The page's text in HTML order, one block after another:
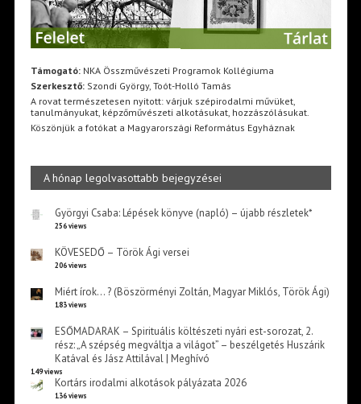
Támogató:NKA Összművészeti Programok Kollégiuma
Szerkesztő:Szondi György, Toót-Holló Tamás
A rovat természetesen nyitott: várjuk szépirodalmi művüket,
tanulmányukat, képzőművészeti alkotásukat, hozzászólásukat.
Köszönjük a fotókat a Magyarországi Református Egyháznak
A hónap legolvasottabb bejegyzései
Györgyi Csaba: Lépések könyve (napló) – újabb részletek*
256 views
KÖVESEDŐ – Török Ági versei
206 views
Miért írok… ? (Böszörményi Zoltán, Magyar Miklós, Török Ági)
183 views
ESŐMADARAK – Spirituális költészeti nyári est-sorozat, 2.
rész: „A szépség megváltja a világot” – beszélgetés Huszárik
Katával és Jász Attilával | Meghívó
149 views
Kortárs irodalmi alkotások pályázata 2026
136 views